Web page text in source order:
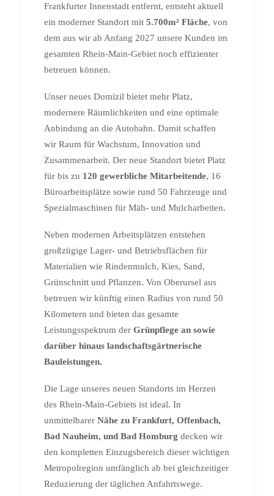
Frankfurter Innenstadt entfernt, entsteht aktuell
ein moderner Standort mit 5.700m² Fläche, von
dem aus wir ab Anfang 2027 unsere Kunden im
gesamten Rhein-Main-Gebiet noch effizienter
betreuen können.
Unser neues Domizil bietet mehr Platz,
modernere Räumlichkeiten und eine optimale
Anbindung an die Autobahn. Damit schaffen
wir Raum für Wachstum, Innovation und
Zusammenarbeit. Der neue Standort bietet Platz
für bis zu 120 gewerbliche Mitarbeitende, 16
Büroarbeitsplätze sowie rund 50 Fahrzeuge und
Spezialmaschinen für Mäh- und Mulcharbeiten.
Neben modernen Arbeitsplätzen entstehen
großzügige Lager- und Betriebsflächen für
Materialien wie Rindenmulch, Kies, Sand,
Grünschnitt und Pflanzen. Von Oberursel aus
betreuen wir künftig einen Radius von rund 50
Kilometern und bieten das gesamte
Leistungsspektrum der Grünpflege an sowie
darüber hinaus landschaftsgärtnerische
Bauleistungen.
Die Lage unseres neuen Standorts im Herzen
des Rhein-Main-Gebiets ist ideal. In
unmittelbarer Nähe zu Frankfurt, Offenbach,
Bad Nauheim, und Bad Homburg decken wir
den kompletten Einzugsbereich dieser wichtigen
Metropolregion umfänglich ab bei gleichzeitiger
Reduzierung der täglichen Anfahrtswege.